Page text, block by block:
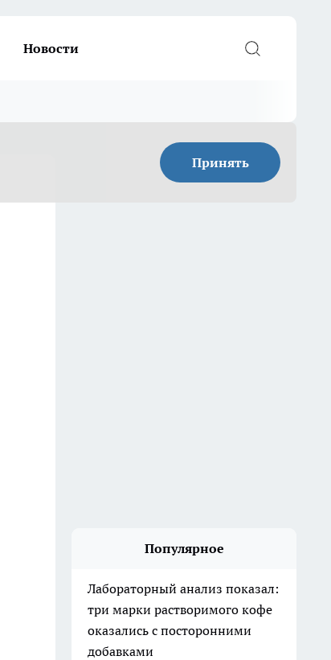
Новости
Принять
Популярное
Лабораторный анализ показал:
три марки растворимого кофе
оказались с посторонними
добавками